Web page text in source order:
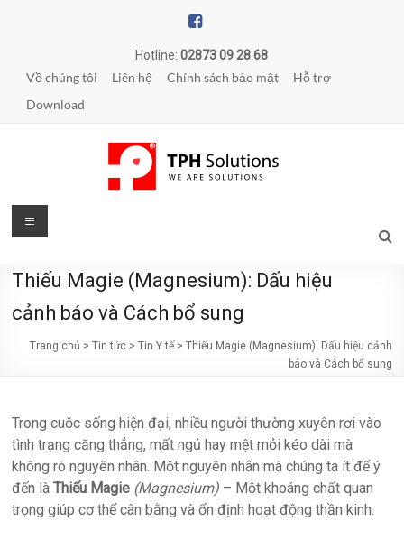
Hotline:02873 09 28 68
Về chúng tôi Liên hệ Chính sách bảo mật
Hỗ trợ
Download
TPH
WE
ARE
quản
lý
phòng
xét
Menu
Thiếu Magie (Magnesium): Dấu hiệu
cảnh báo và Cách bổ sung
Trang chủ > Tin tức> Tin Y tế> Thiếu Magie (Magnesium): Dấu hiệu cảnh
báo và Cách bổ sung
Trong cuộc sống hiện đại, nhiều người thường xuyên rơi vào
tình trạng căng thẳng, mất ngủ hay mệt mỏi kéo dài mà
không rõ nguyên nhân. Một nguyên nhân mà chúng ta ít để ý
đến làThiếu Magie (Magnesium) – Một khoáng chất quan
trọng giúp cơ thể cân bằng và ổn định hoạt động thần kinh.